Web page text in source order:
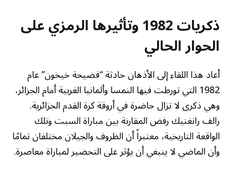
ذكريات 1982 وتأثيرها الرمزي على
الحوار الحالي
أعاد هذا اللقاء إلى الأذهان حادثة “فضيحة خيخون” عام
1982 التي تورطت فيها النمسا وألمانيا الغربية أمام الجزائر،
وهي ذكرى لا تزال حاضرة في أروقة كرة القدم الجزائرية.
رالف رانغنيك رفض المقارنة بين مباراة السبت وتلك
الواقعة التاريخية، معتبراً أن الظروف والجيلان مختلفان تمامًا
وأن الماضي لا ينبغي أن يؤثر على التحضير لمباراة معاصرة.